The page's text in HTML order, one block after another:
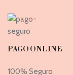
PAGO ONLINE
100% Seguro